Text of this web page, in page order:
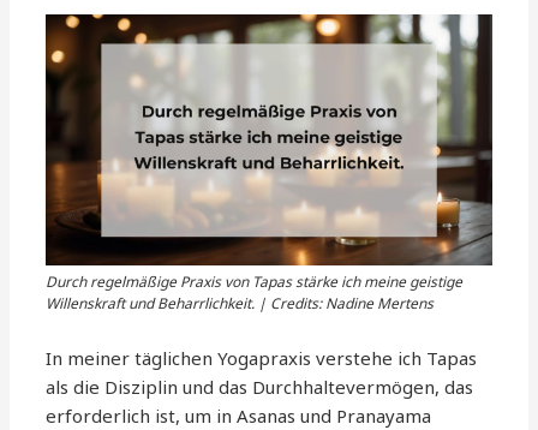
Durch regelmäßige Praxis von Tapas stärke ich meine geistige
Willenskraft und Beharrlichkeit. | Credits: Nadine Mertens
In meiner täglichen Yogapraxis verstehe ich Tapas
als die Disziplin und das Durchhaltevermögen, das
erforderlich ist, um in Asanas und Pranayama